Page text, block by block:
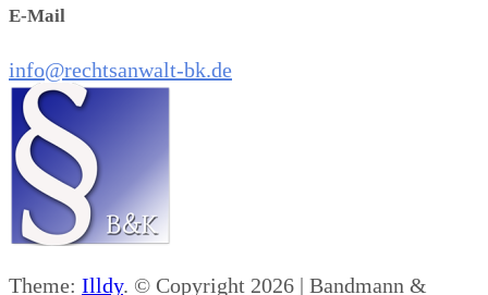
E-Mail
info@rechtsanwalt-bk.de
Theme: Illdy. © Copyright 2026 | Bandmann &